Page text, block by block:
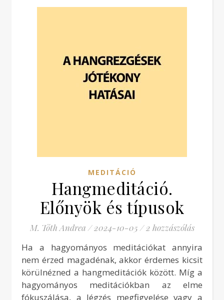
MEDITÁCIÓ
Hangmeditáció.
Előnyök és típusok
M. Tóth Andrea / 2024-10-05 / 2 hozzászólás
Ha a hagyományos meditációkat annyira
nem érzed magadénak, akkor érdemes kicsit
körülnézned a hangmeditációk között. Míg a
hagyományos meditációkban az elme
fókuszálása, a légzés megfigyelése vagy a